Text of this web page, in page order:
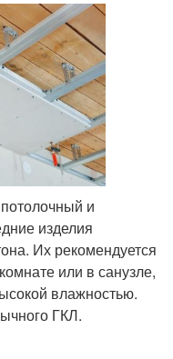
и
изделия
Их рекомендуется
или в санузле,
влажностью.
ГКЛ.